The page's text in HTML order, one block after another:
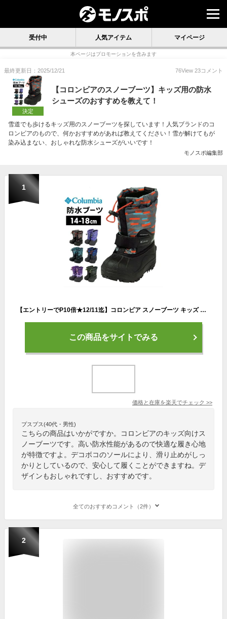
受付中 人気アイテム マイページ
本ページはプロモーションを含みます
最終更新日：2025/12/21 76View 23コメント
決定
【コロンビアのスノーブーツ】キッズ用の防水
シューズのおすすめを教えて！
雪道でも歩けるキッズ用のスノーブーツを探しています！人気ブランドのコ
ロンビアのもので、何かおすすめがあれば教えてください！雪が解けてもが
染み込まない、おしゃれな防水シューズがいいです！
モノスポ編集部
1
【エントリーでP10倍★12/11迄】コロンビア スノーブーツ キッズ 防水 男の子 女の子 13cm 14cm 15cm 16cm 17cm 18cm ベビー 冬靴 ウィンターブーツ スノーシューズ Columbia WATERPROOF シームシール加工 フェルト素材 グリップ マジックテープ 子供靴
この商品をサイトでみる
価格と在庫を楽天でチェック >>
プスプス(40代・男性)
こちらの商品はいかがですか。コロンビアのキッズ向けス
ノーブーツです。高い防水性能があるので快適な履き心地
が特徴ですよ。デコボコのソールにより、滑り止めがしっ
かりとしているので、安心して履くことができますね。デ
ザインもおしゃれですし、おすすめです。
全てのおすすめコメント（2件）
2